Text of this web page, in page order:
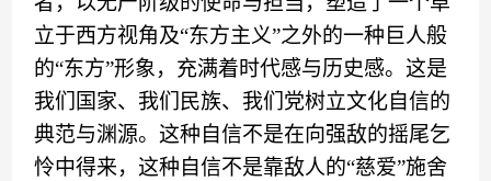
立于西方视角及“东方主义”之外的一种巨人般
的“东方”形象，充满着时代感与历史感。 这是
我们国家、我们民族、我们党树立文化自信的
典范与渊源。这种自信不是在向强敌的摇尾乞
怜中得来，这种自信不是靠敌人的“慈爱”施舍